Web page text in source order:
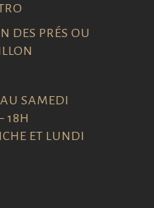
DES PRÉS OU
SAMEDI
18H
ET LUNDI